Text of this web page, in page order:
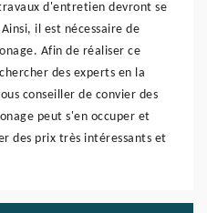
d'entretien devront se
il est nécessaire de
Afin de réaliser ce
des experts en la
conseiller de convier des
peut s'en occuper et
des prix très intéressants et